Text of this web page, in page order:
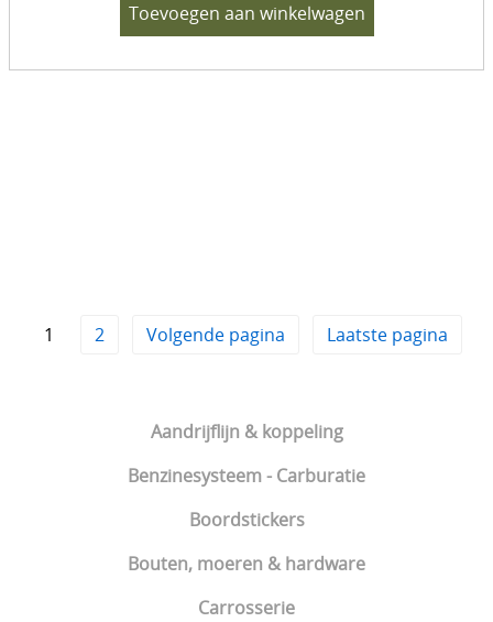
Aandrijflijn & koppeling
Benzinesysteem - Carburatie
Boordstickers
Bouten, moeren & hardware
Carrosserie
Toevoegen aan winkelwagen
1 2 Volgende pagina Laatste pagina